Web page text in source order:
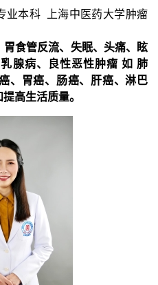
业本科 上海中医药大学肿瘤
食管反流、失眠、头痛、眩
腺病、良性恶性肿瘤 如 肺
、胃癌、肠癌、肝癌、淋巴
高生活质量。